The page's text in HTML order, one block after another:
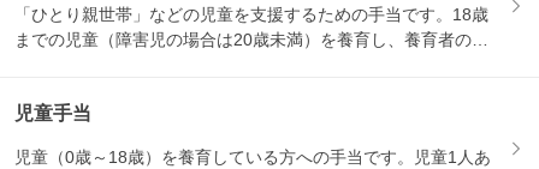
「ひとり親世帯」などの児童を支援するための手当です。18歳
までの児童（障害児の場合は20歳未満）を養育し、養育者の所
児童手当
児童（0歳～18歳）を養育している方への手当です。児童1人あ